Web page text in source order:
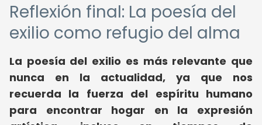
Reflexión final: La poesía del
exilio como refugio del alma
La poesía del exilio es más relevante que
nunca en la actualidad, ya que nos
recuerda la fuerza del espíritu humano
para encontrar hogar en la expresión